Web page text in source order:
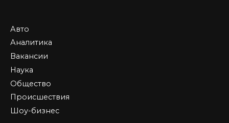
Авто
Аналитика
Вакансии
Наука
Общество
Происшествия
Шоу-бизнес